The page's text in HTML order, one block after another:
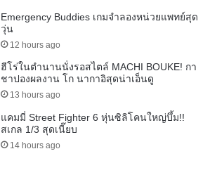
Emergency Buddies เกมจำลองหน่วยแพทย์สุด
วุ่น
12 hours ago
ฮีโร่ในตำนานนั่งรอสไตล์ MACHI BOUKE! กา
ชาปองผลงาน โก นากาอิสุดน่าเอ็นดู
13 hours ago
แคมมี่ Street Fighter 6 หุ่นซิลิโคนใหญ่บึ้ม!!
สเกล 1/3 สุดเนี๊ยบ
14 hours ago